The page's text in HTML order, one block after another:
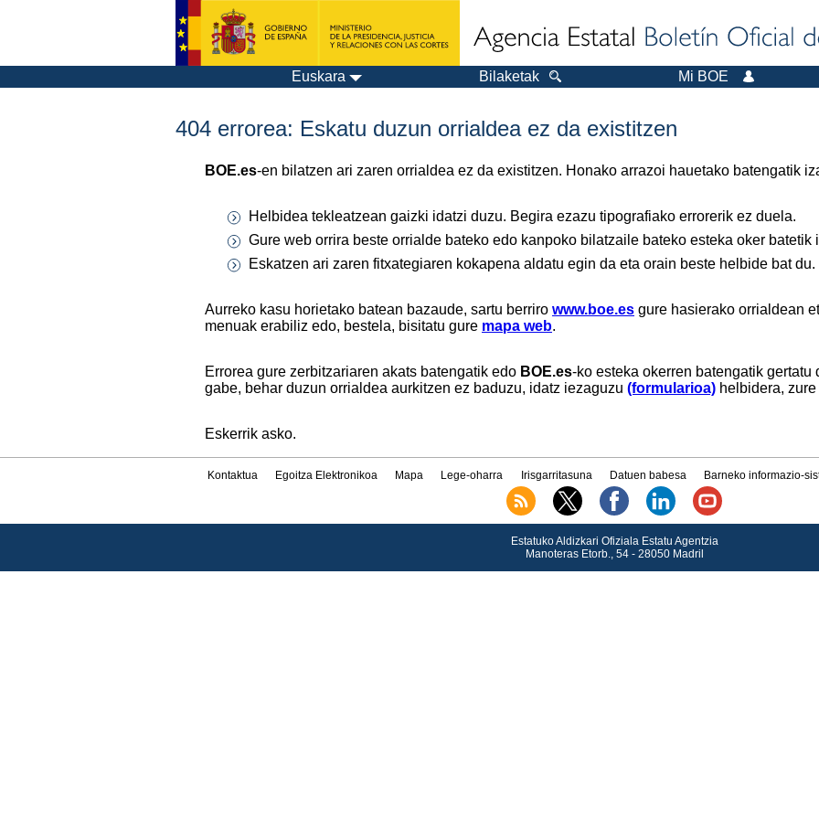
Euskara Bilaketak Mi BOE
404 errorea: Eskatu duzun orrialdea ez da existitzen
BOE.es-en bilatzen ari zaren orrialdea ez da existitzen. Honako arrazoi hauetako batengatik
Helbidea tekleatzean gaizki idatzi duzu. Begira ezazu tipografiako errorerik ez duela.
Gure web orrira beste orrialde bateko edo kanpoko bilatzaile bateko esteka oker batetik
Eskatzen ari zaren fitxategiaren kokapena aldatu egin da eta orain beste helbide bat du.
Aurreko kasu horietako batean bazaude, sartu berriro www.boe.es gure hasierako orrialdean
menuak erabiliz edo, bestela, bisitatu gure mapa web.
Errorea gure zerbitzariaren akats batengatik edo BOE.es-ko esteka okerren batengatik
gabe, behar duzun orrialdea aurkitzen ez baduzu, idatz iezaguzu (formularioa) helbidera,
Eskerrik asko.
Kontaktua Egoitza Elektronikoa Mapa Lege-oharra Irisgarritasuna Datuen babesa Barneko informazio-
Estatuko Aldizkari Ofiziala Estatu Agentzia
Manoteras Etorb., 54 - 28050 Madril